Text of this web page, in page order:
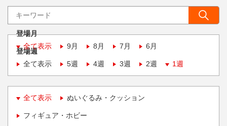
登場月
全て表示
9月 8月 7月 6月
登場週
全て表示
5週 4週 3週 2週 1週
全て表示 ぬいぐるみ・クッション
フィギュア・ホビー